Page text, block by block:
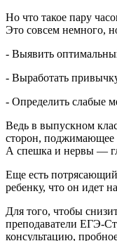
Но что такое пару
Это совсем немного,
- Выявить
- Выработать
- Определить слабые
Ведь в выпускном
сторон, поджимающее
А спешка и нервы —
Еще есть потрясающий
ребенку, что он идет
Для того, чтобы
преподаватели ЕГЭ-
консультацию,